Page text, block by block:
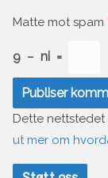
Matte mot spam
9 − ni =
Dette nettstedet
ut mer om